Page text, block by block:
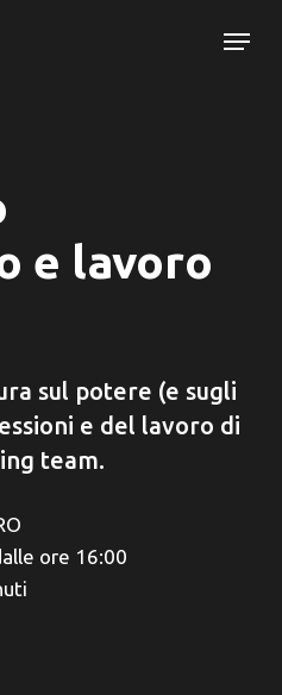
Menu
e lavoro
sul potere (e sugli
e del lavoro di
team.
ore 16:00